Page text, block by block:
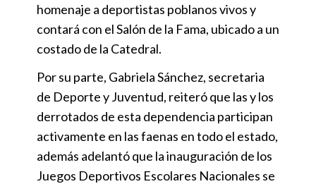
homenaje a deportistas poblanos vivos y
contará con el Salón de la Fama, ubicado a un
costado de la Catedral.
Por su parte, Gabriela Sánchez, secretaria
de Deporte y Juventud, reiteró que las y los
derrotados de esta dependencia participan
activamente en las faenas en todo el estado,
además adelantó que la inauguración de los
Juegos Deportivos Escolares Nacionales se